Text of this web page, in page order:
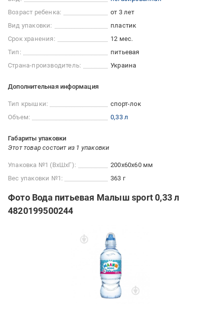
Возраст ребенка:
от 3 лет
Вид упаковки:
пластик
Срок хранения:
12 мес.
Тип:
питьевая
Страна-производитель:
Украина
Дополнительная информация
Тип крышки:
спорт-лок
Объем:
0,33 л
Габариты упаковки
Этот товар состоит из 1 упаковки
Упаковка №1 (ВхШхГ):
200x60x60 мм
Вес упаковки №1:
363 г
Фото Вода питьевая Малыш sport 0,33 л
4820199500244